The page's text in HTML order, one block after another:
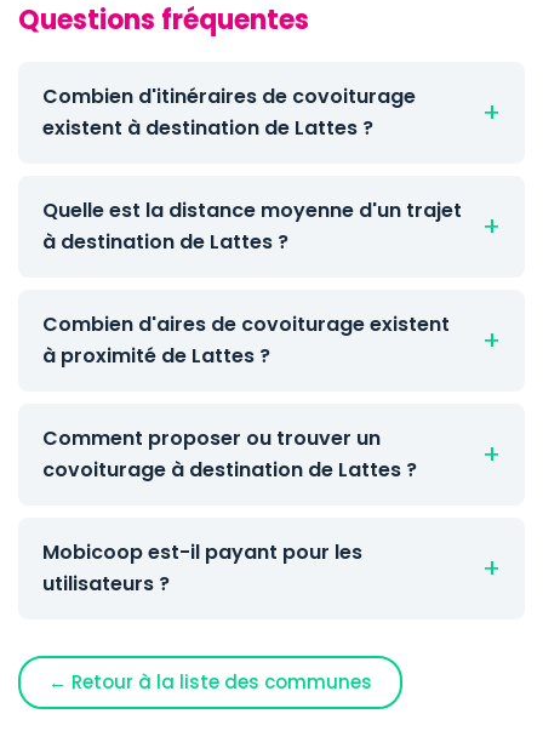
Questions fréquentes
Combien d'itinéraires de covoiturage
existent à destination de Lattes ?
Quelle est la distance moyenne d'un trajet
à destination de Lattes ?
Combien d'aires de covoiturage existent
à proximité de Lattes ?
Comment proposer ou trouver un
covoiturage à destination de Lattes ?
Mobicoop est-il payant pour les
utilisateurs ?
← Retour à la liste des communes